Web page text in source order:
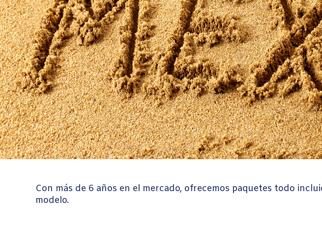
Con más de 6 años en el mercado, ofrecemos paquetes todo
modelo.